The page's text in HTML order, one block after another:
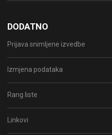
DODATNO
Prijava snimljene izvedbe
Izmjena podataka
Rang liste
Linkovi